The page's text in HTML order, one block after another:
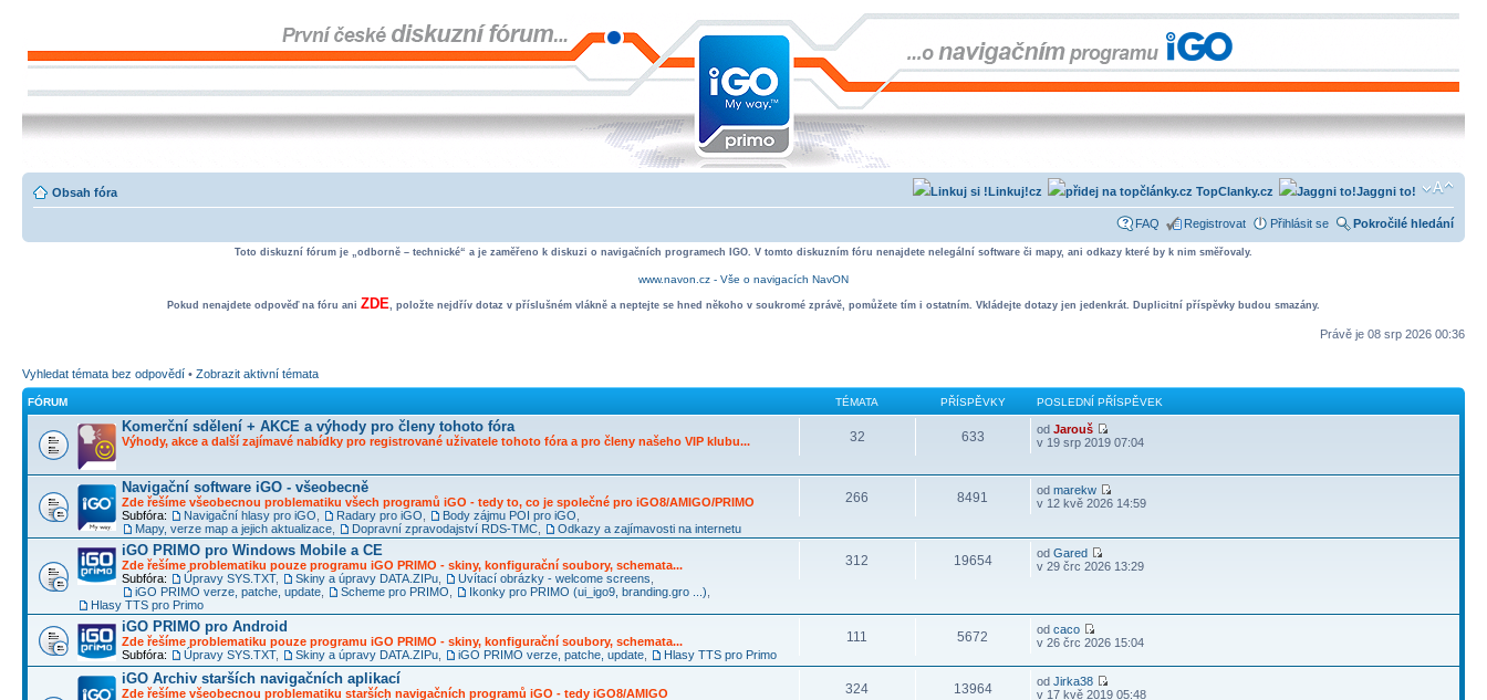
Obsah fóra Jaggni to!
TopClanky.cz
Linkuj!cz
FAQ Registrovat Přihlásit se Pokročilé hledání
Toto diskuzní fórum je „odborně – technické“ a je zaměřeno k diskuzi o navigačních programech IGO. V tomto diskuzním fóru nenajdete nelegální software či mapy, ani odkazy které by k nim směřovaly.
www.navon.cz - Vše o navigacích NavON
Pokud nenajdete odpověď na fóru ani ZDE, položte nejdřív dotaz v příslušném vlákně a neptejte se hned někoho v soukromé zprávě, pomůžete tím i ostatním. Vkládejte dotazy jen jedenkrát. Duplicitní příspěvky budou smazány.
Právě je 08 srp 2026 00:36
Vyhledat témata bez odpovědí • Zobrazit aktivní témata
FÓRUM TÉMATA PŘÍSPĚVKY POSLEDNÍ PŘÍSPĚVEK
Komerční sdělení + AKCE a výhody pro členy tohoto fóra
Výhody, akce a další zajímavé nabídky pro registrované uživatele tohoto fóra a pro členy našeho VIP klubu... 32 633 odJarouš
v 19 srp 2019 07:04
Navigační software iGO - všeobecně
Zde řešíme všeobecnou problematiku všech programů iGO - tedy to, co je společné pro iGO8/AMIGO/PRIMO
Subfóra:
Navigační hlasy pro iGO Radary pro iGO Body zájmu POI pro iGO
Mapy, verze map a jejich aktualizace
Dopravní zpravodajství RDS-TMC Odkazy a zajímavosti na internetu
266 8491 odmarekw
v 12 kvě 2026 14:59
iGO PRIMO pro Windows Mobile a CE
Zde řešíme problematiku pouze programu iGO PRIMO - skiny, konfigurační soubory, schemata...
Subfóra:
Úpravy SYS.TXT, Skiny a úpravy DATA.ZIPu Uvítací obrázky - welcome screens
iGO PRIMO verze, patche, update
Scheme pro PRIMO Ikonky pro PRIMO (ui_igo9, branding.gro ...)
Hlasy TTS pro Primo
312 19654 odGared
v 29 črc 2026 13:29
iGO PRIMO pro Android
Zde řešíme problematiku pouze programu iGO PRIMO - skiny, konfigurační soubory, schemata...
Subfóra:
Úpravy SYS.TXT, Skiny a úpravy DATA.ZIPu iGO PRIMO verze, patche, update Hlasy TTS pro Primo
111 5672 odcaco
v 26 črc 2026 15:04
iGO Archiv starších navigačních aplikací
Zde řešíme všeobecnou problematiku starších navigačních programů iGO - tedy iGO8/AMIGO
324 13964 odJirka38
v 17 kvě 2019 05:48